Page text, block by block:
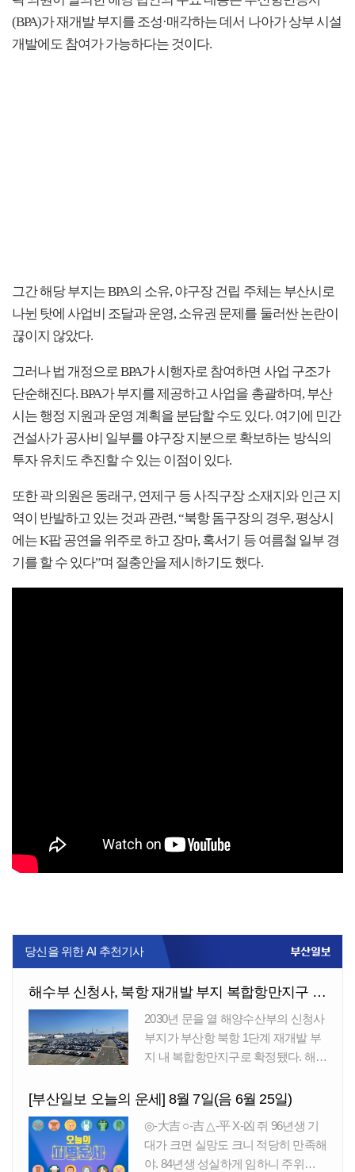
(BPA)가 재개발 부지를 조성·매각하는 데서 나아가 상부 시설
개발에도 참여가 가능하다는 것이다.
그간 해당 부지는 BPA의 소유, 야구장 건립 주체는 부산시로
나뉜 탓에 사업비 조달과 운영, 소유권 문제를 둘러싼 논란이
끊이지 않았다.
그러나 법 개정으로 BPA가 시행자로 참여하면 사업 구조가
단순해진다. BPA가 부지를 제공하고 사업을 총괄하며, 부산
시는 행정 지원과 운영 계획을 분담할 수도 있다. 여기에 민간
건설사가 공사비 일부를 야구장 지분으로 확보하는 방식의
투자 유치도 추진할 수 있는 이점이 있다.
또한 곽 의원은 동래구, 연제구 등 사직구장 소재지와 인근 지
역이 반발하고 있는 것과 관련, “북항 돔구장의 경우, 평상시
에는 K팝 공연을 위주로 하고 장마, 혹서기 등 여름철 일부 경
기를 할 수 있다”며 절충안을 제시하기도 했다.